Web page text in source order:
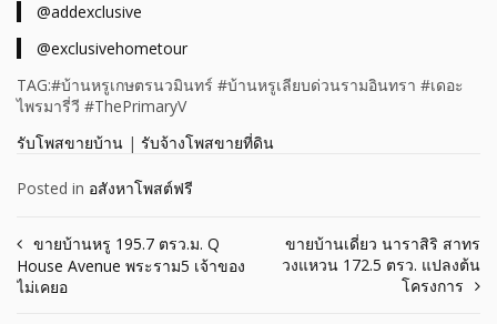
@addexclusive
@exclusivehometour
TAG:#บ้านหรูเกษตรนวมินทร์ #บ้านหรูเลียบด่วนรามอินทรา #เดอะ
ไพรมารี่วี #ThePrimaryV
รับโพสขายบ้าน | รับจ้างโพสขายที่ดิน
Posted in อสังหาโพสต์ฟรี
Post
navigation
ขายบ้านหรู 195.7 ตรว.ม. Q
House Avenue พระราม5 เจ้าของ
ไม่เคยอ
ขายบ้านเดี่ยว นาราสิริ สาทร
วงแหวน 172.5 ตรว. แปลงต้น
โครงการ